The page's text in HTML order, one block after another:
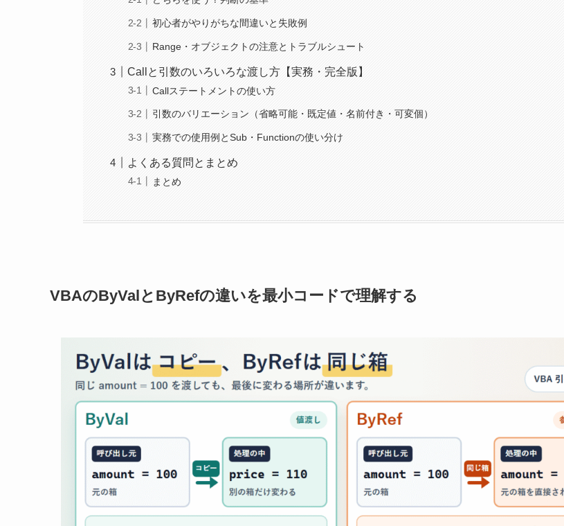
初心者がやりがちな間違いと失敗例
Range・オブジェクトの注意とトラブルシュート
Callと引数のいろいろな渡し方【実務・完全版】
Callステートメントの使い方
引数のバリエーション（省略可能・既定値・名前付き・可変個）
実務での使用例とSub・Functionの使い分け
よくある質問とまとめ
まとめ
VBAのByValとByRefの違いを最小コードで理解する